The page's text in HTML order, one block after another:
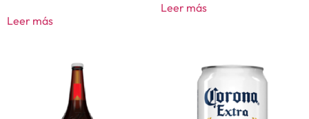
Leer más
Leer más